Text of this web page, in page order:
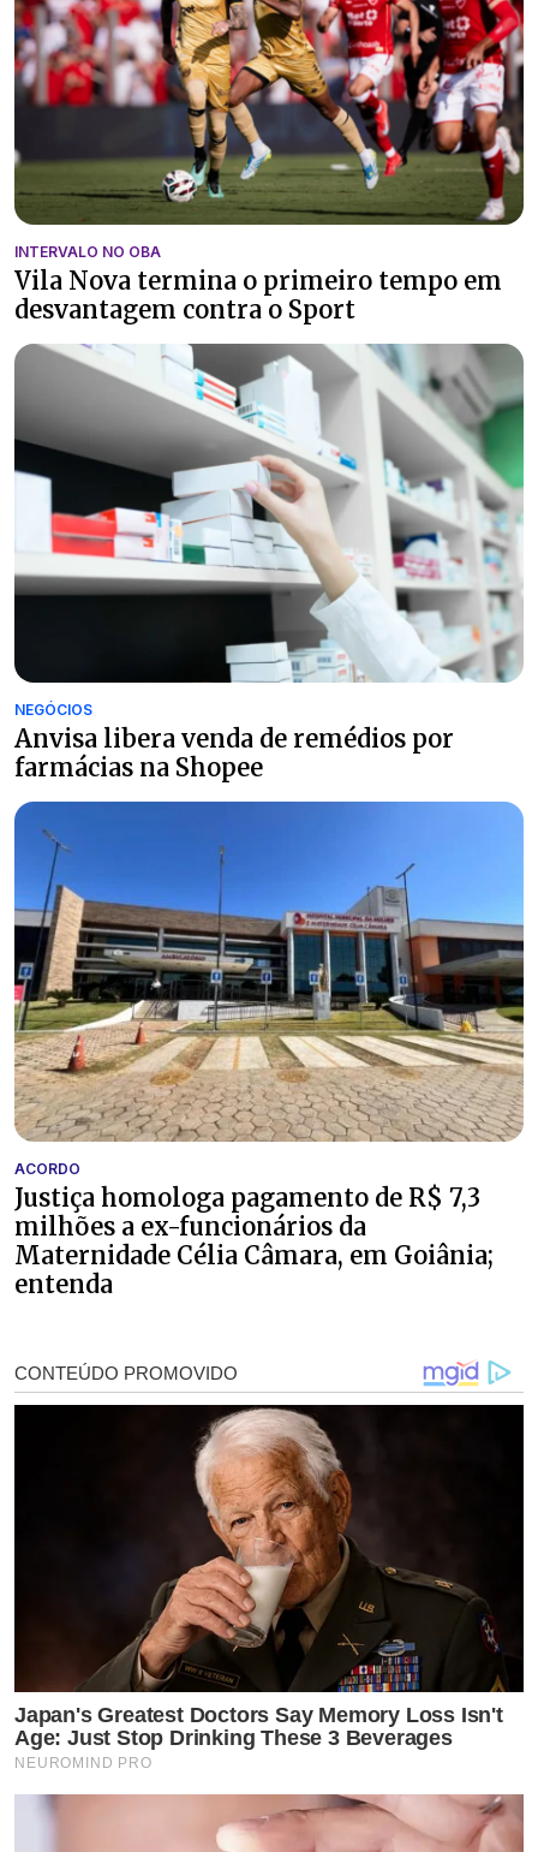
INTERVALO NO OBA
Vila Nova termina o primeiro tempo em
desvantagem contra o Sport
NEGÓCIOS
Anvisa libera venda de remédios por
farmácias na Shopee
ACORDO
Justiça homologa pagamento de R$ 7,3
milhões a ex-funcionários da
Maternidade Célia Câmara, em Goiânia;
entenda